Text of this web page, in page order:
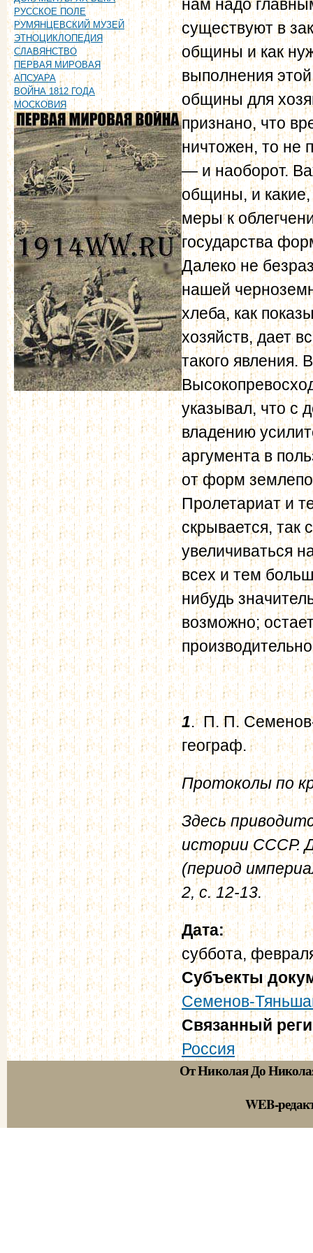
РУССКОЕ ПОЛЕ
РУМЯНЦЕВСКИЙ МУЗЕЙ
ЭТНОЦИКЛОПЕДИЯ
СЛАВЯНСТВО
ПЕРВАЯ МИРОВАЯ
АПСУАРА
ВОЙНА 1812 ГОДА
МОСКОВИЯ
нам надо
существуют в
общины и как
выполнения
общины для
признано, что
ничтожен, то не
— и наоборот.
общины, и
меры к
государства
Далеко не
нашей
хлеба, как
хозяйств, дает
такого явления.
указывал, что с
владению
аргумента в
от форм
Пролетариат и
скрывается, так
увеличиваться
всех и тем
нибудь
возможно;
1. П. П.
географ.
Протоколы по
Здесь
истории СССР.
(период
2, с. 12-13.
Дата:
суббота,
Субъекты
Семенов-
Связанный
Россия
От Николая До
WEB-